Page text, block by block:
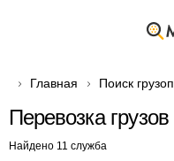
Главная Поиск
Перевозка
Найдено 11 служба